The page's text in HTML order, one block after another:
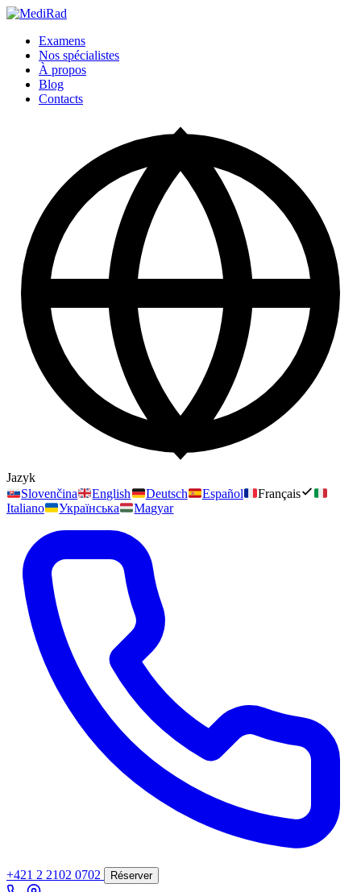
Passer
contenuExamens
Nos spécialistes
À propos
Blog
Contacts
Jazyk
Slovenčina
English Deutsch Español
Français
Italiano
Українська Magyar
+421 2 2102 0702 Réserver